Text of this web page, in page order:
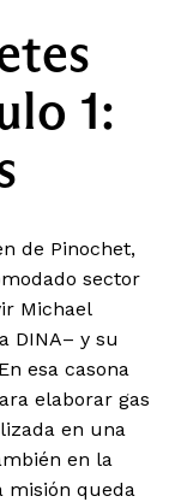
1:
de Pinochet,
sector
Michael
DINA– y su
esa casona
elaborar gas
en una
en la
misión queda